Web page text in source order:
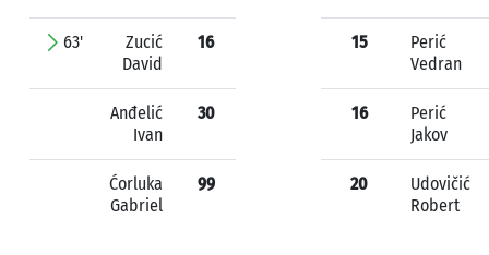
63'
Zucić
David
16
Anđelić
Ivan
30
Ćorluka
Gabriel
99
15
Perić
Vedran
16
Perić
Jakov
20
Udovičić
Robert